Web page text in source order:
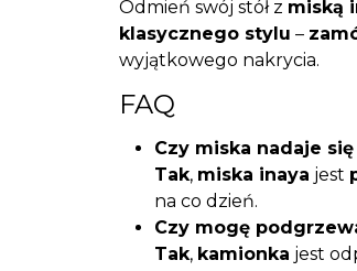
Odmień swój stół z miską
klasycznego stylu –
wyjątkowego nakrycia.
FAQ
Czy miska nadaje
Tak, miska inaya jest
na co dzień.
Czy mogę
Tak, kamionka jest